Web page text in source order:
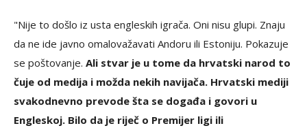
"Nije to došlo iz usta engleskih igrača. Oni nisu glupi. Znaju
da ne ide javno omalovažavati Andoru ili Estoniju. Pokazuje
se poštovanje. Ali stvar je u tome da hrvatski narod to
čuje od medija i možda nekih navijača. Hrvatski mediji
svakodnevno prevode šta se događa i govori u
Engleskoj. Bilo da je riječ o Premijer ligi ili